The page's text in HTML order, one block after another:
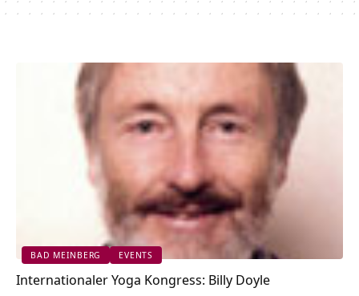
BAD MEINBERG EVENTS
Internationaler Yoga Kongress: Billy Doyle